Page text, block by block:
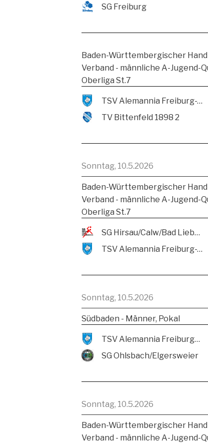
SG Freiburg
Baden-Württembergischer
Verband - männliche A-Jugend-
Oberliga St.7
TSV Alemannia Freiburg-Zähringen
TV Bittenfeld 1898 2
Sonntag, 10.5.2026
Baden-Württembergischer
Verband - männliche A-Jugend-
Oberliga St.7
SG Hirsau/Calw/Bad Liebenzell
TSV Alemannia Freiburg-Zähringen
Sonntag, 10.5.2026
Südbaden - Männer, Pokal
TSV Alemannia Freiburg-Zähringen
SG Ohlsbach/Elgersweier
Sonntag, 10.5.2026
Baden-Württembergischer
Verband - männliche A-Jugend-